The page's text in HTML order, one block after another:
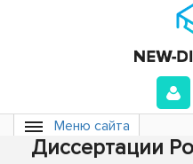
Меню сайта
Диссертации